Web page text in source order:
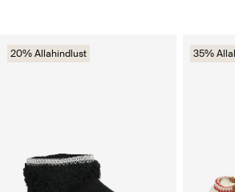
20% Allahindlust 35%